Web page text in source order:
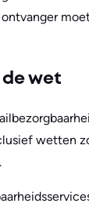
de wet
wetten